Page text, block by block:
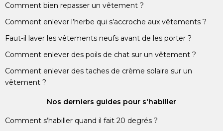
Comment bien repasser un vêtement ?
Comment enlever l’herbe qui s’accroche aux vêtements ?
Faut-il laver les vêtements neufs avant de les porter ?
Comment enlever des poils de chat sur un vêtement ?
Comment enlever des taches de crème solaire sur un
vêtement ?
Nos derniers guides pour s'habiller
Comment s’habiller quand il fait 20 degrés ?